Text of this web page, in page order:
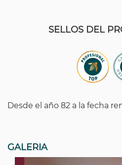
SELLOS DEL
Desde el año 82 a la fecha
GALERIA